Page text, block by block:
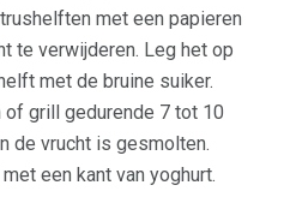
met een papieren
te verwijderen. Leg het op
met de bruine suiker.
grill gedurende 7 tot 10
de vrucht is gesmolten.
een kant van yoghurt.